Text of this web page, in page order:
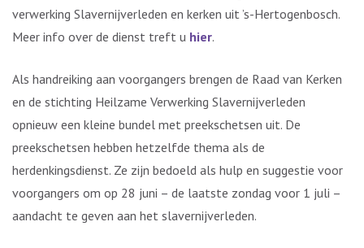
verwerking Slavernijverleden en kerken uit ’s-Hertogenbosch.
Meer info over de dienst treft u hier.
Als handreiking aan voorgangers brengen de Raad van Kerken
en de stichting Heilzame Verwerking Slavernijverleden
opnieuw een kleine bundel met preekschetsen uit. De
preekschetsen hebben hetzelfde thema als de
herdenkingsdienst. Ze zijn bedoeld als hulp en suggestie voor
voorgangers om op 28 juni – de laatste zondag voor 1 juli –
aandacht te geven aan het slavernijverleden.